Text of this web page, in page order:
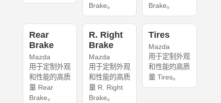
Brake。
Brake。
Rear
Brake
Mazda
用于定制外观
和性能的高质
量 Rear
Brake。
R. Right
Brake
Mazda
用于定制外观
和性能的高质
量 R. Right
Brake。
Tires
Mazda
用于定制外观
和性能的高质
量 Tires。